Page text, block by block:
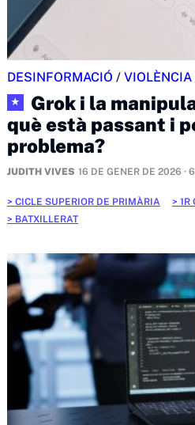
DESINFORMACIÓ /
★
Grok i la
què està passant i
problema?
JUDITH VIVES 16 DE GENER DE 2026 ·
CICLE SUPERIOR DE PRIMÀRIA 1R
BATXILLERAT